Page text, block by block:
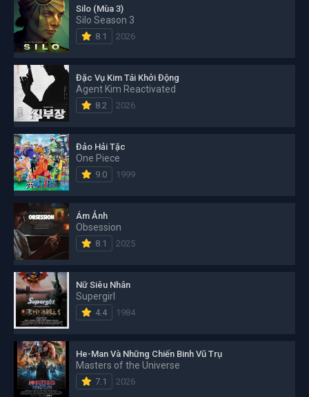
Silo (Mùa 3)
Silo Season 3
8.1 2026
Đặc Vụ Kim Tái Khởi Động
Agent Kim Reactivated
8.2 2026
Đảo Hải Tặc
One Piece
9.0 1999
Ám Ảnh
Obsession
8.1 2025
Nữ Siêu Nhân
Supergirl
4.4 1984
He-Man Và Những Chiến Binh Vũ Trụ
Masters of the Universe
7.1 2026